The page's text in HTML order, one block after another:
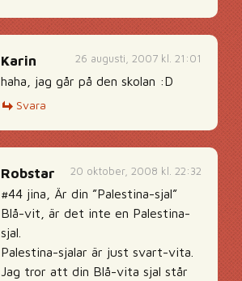
26 augusti, 2007 kl. 21:01
Karin
haha, jag går på den skolan :D
Svara
20 oktober, 2008 kl. 22:32
Robstar
#44 jina, Är din ”Palestina-sjal”
Blå-vit, är det inte en Palestina-
sjal.
Palestina-sjalar är just svart-vita.
Jag tror att din Blå-vita sjal står